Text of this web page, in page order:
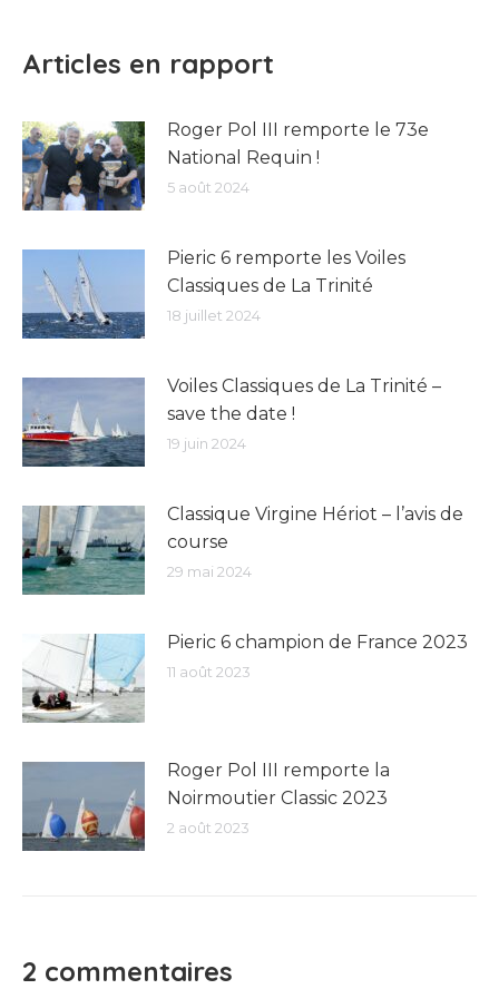
Articles en rapport
Roger Pol III remporte le 73e
National Requin !
5 août 2024
Pieric 6 remporte les Voiles
Classiques de La Trinité
18 juillet 2024
Voiles Classiques de La Trinité –
save the date !
19 juin 2024
Classique Virgine Hériot – l’avis de
course
29 mai 2024
Pieric 6 champion de France 2023
11 août 2023
Roger Pol III remporte la
Noirmoutier Classic 2023
2 août 2023
2 commentaires